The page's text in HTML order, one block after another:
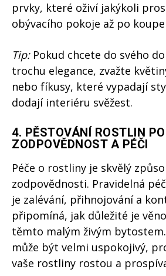
prvky, které oživí jakýkoli
obývacího pokoje až po
Tip:Pokud chcete do svého
trochu elegance, zvažte
nebo fíkusy, které vypadají
dodají interiéru svěžest.
4. PĚSTOVÁNÍ ROSTLIN
ZODPOVĚDNOST A PÉČI
Péče o rostliny je skvělý
zodpovědnosti. Pravidelná
je zalévání, přihnojování a
připomíná, jak důležité je
těmto malým živým
může být velmi uspokojivý,
vaše rostliny rostou a